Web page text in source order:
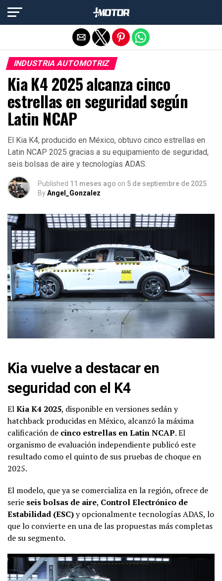
INDUSTRIA AUTOMOTRIZ
Kia K4 2025 alcanza cinco
estrellas en seguridad según
Latin NCAP
El Kia K4, producido en México, obtuvo cinco estrellas en
Latin NCAP 2025 gracias a su equipamiento de seguridad,
seis bolsas de aire y tecnologías ADAS.
Published 11 meses ago on 5 de septiembre de 2025
ByAngel_Gonzalez
Kia vuelve a destacar en
seguridad con el K4
ElKia K4 2025, disponible en versiones sedán y
hatchback producidas en México, alcanzó la máxima
calificación de cinco estrellas en Latin NCAP. El
organismo de evaluación independiente publicó este
resultado como el quinto de sus pruebas de choque en
2025.
El modelo, que ya se comercializa en la región, ofrece de
serie seis bolsas de aire, Control Electrónico de
Estabilidad (ESC)y opcionalmente tecnologías ADAS, lo
que lo convierte en una de las propuestas más completas
de su segmento.
Salir de la versión móvil